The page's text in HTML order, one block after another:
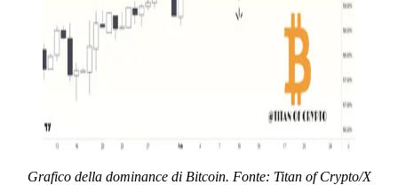
Grafico della dominance di Bitcoin. Fonte: Titan of Crypto/X